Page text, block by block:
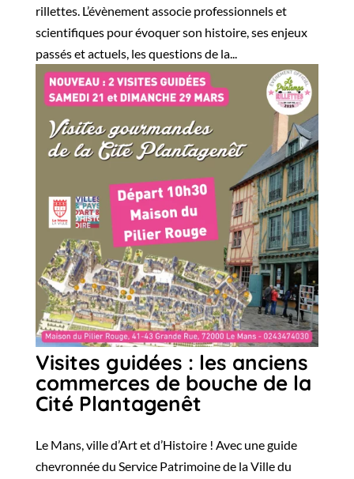
rillettes. L’évènement associe professionnels et
scientifiques pour évoquer son histoire, ses enjeux
passés et actuels, les questions de la...
Visites guidées : les anciens
commerces de bouche de la
Cité Plantagenêt
Le Mans, ville d’Art et d’Histoire ! Avec une guide
chevronnée du Service Patrimoine de la Ville du